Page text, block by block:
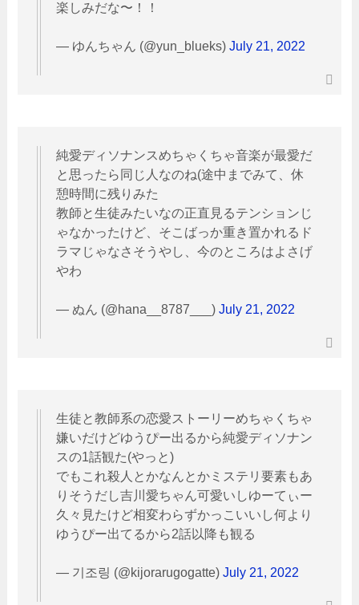
楽しみだな〜！！
— ゆんちゃん (@yun_blueks)July 21, 2022
純愛ディソナンスめちゃくちゃ音楽が最愛だ
と思ったら同じ人なのね(途中までみて、休
憩時間に残りみた
教師と生徒みたいなの正直見るテンションじ
ゃなかったけど、そこばっか重き置かれるド
ラマじゃなさそうやし、今のところはよさげ
やわ
— ぬん (@hana__8787___)July 21, 2022
生徒と教師系の恋愛ストーリーめちゃくちゃ
嫌いだけどゆうぴー出るから純愛ディソナン
スの1話観た(やっと)
でもこれ殺人とかなんとかミステリ要素もあ
りそうだし吉川愛ちゃん可愛いしゆーてぃー
久々見たけど相変わらずかっこいいし何より
ゆうぴー出てるから2話以降も観る
— 기조링 (@kijorarugogatte)July 21, 2022